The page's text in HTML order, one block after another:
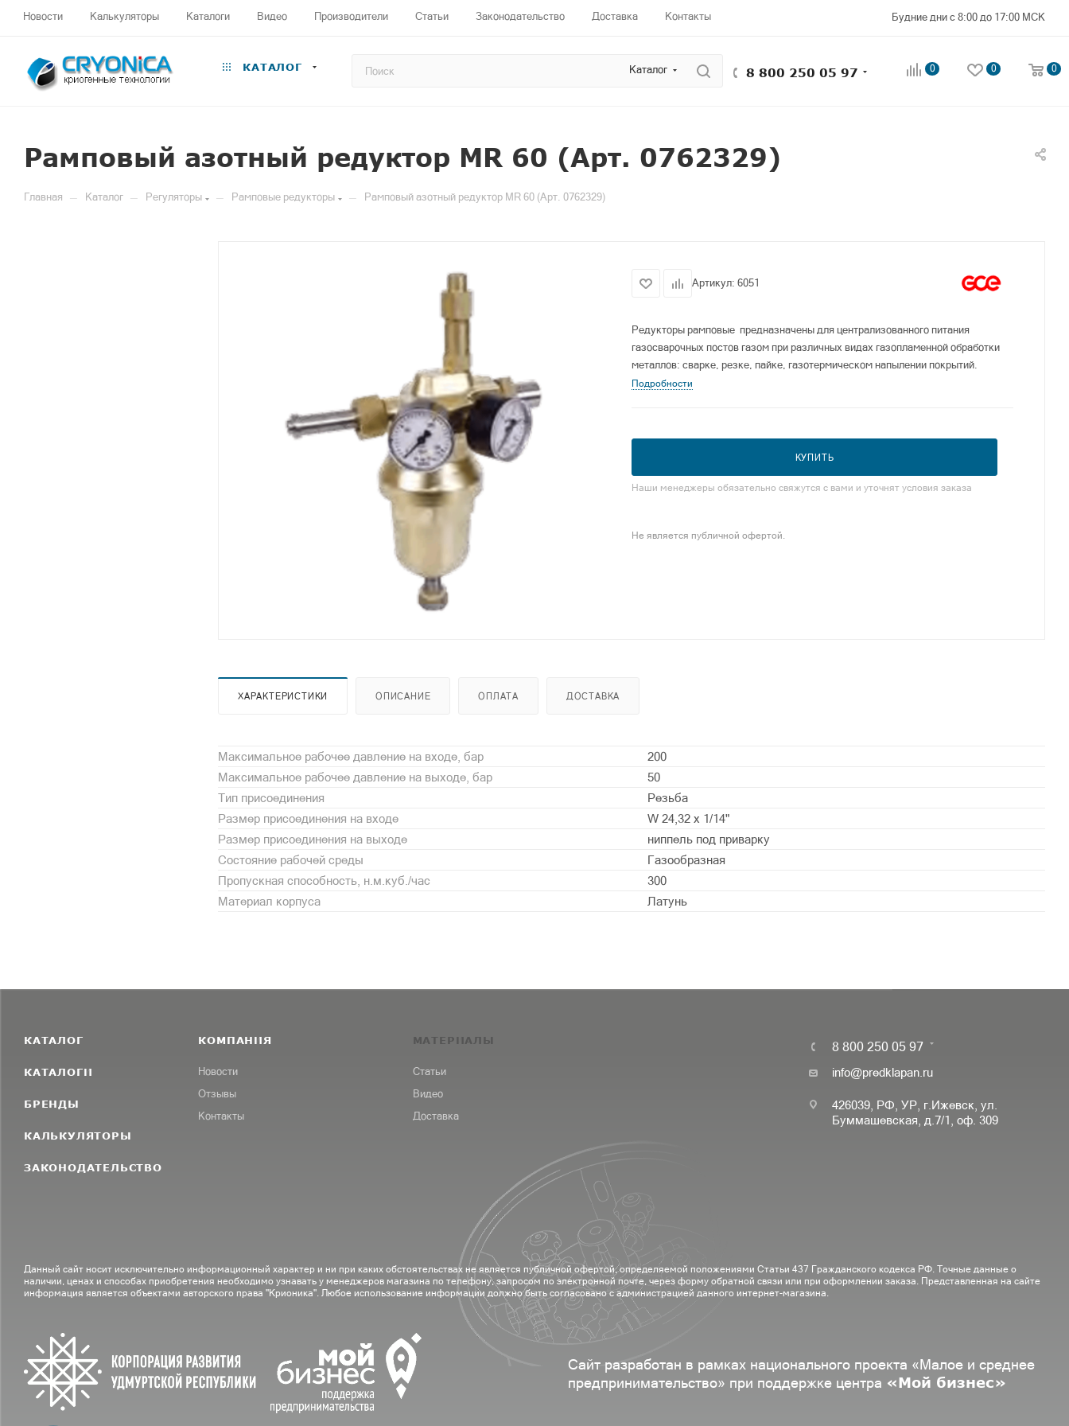
Новости Калькуляторы Каталоги Видео Производители Статьи Законодательство Доставка Контакты Будние дни с 8:00 до 17:00 МСК
КАТАЛОГ Каталог 8 800 250 05 97 0 0 0
Рамповый азотный редуктор MR 60 (Арт. 0762329)
Главная — Каталог — Регуляторы — Рамповые редукторы — Рамповый азотный редуктор MR 60 (Арт. 0762329)
Артикул: 6051
Редукторы рамповые предназначены для централизованного питания
газосварочных постов газом при различных видах газопламенной обработки
металлов: сварке, резке, пайке, газотермическом напылении покрытий.
Подробности
КУПИТЬ
Наши менеджеры обязательно свяжутся с вами и уточнят условия заказа
Не является публичной офертой.
ХАРАКТЕРИСТИКИ ОПИСАНИЕ ОПЛАТА ДОСТАВКА
Максимальное рабочее давление на входе, бар
200
Максимальное рабочее давление на выходе, бар
50
Тип присоединения
Резьба
Размер присоединения на входе
W 24,32 х 1/14"
Размер присоединения на выходе
ниппель под приварку
Состояние рабочей среды
Газообразная
Пропускная способность, н.м.куб./час
300
Материал корпуса
Латунь
КАТАЛОГ
КАТАЛОГИ
БРЕНДЫ
КАЛЬКУЛЯТОРЫ
ЗАКОНОДАТЕЛЬСТВО
КОМПАНИЯ
Новости
Отзывы
Контакты
МАТЕРИАЛЫ
Статьи
Видео
Доставка
8 800 250 05 97
info@predklapan.ru
426039, РФ, УР, г.Ижевск, ул.
Буммашевская, д.7/1, оф. 309
Данный сайт носит исключительно информационный характер и ни при каких обстоятельствах не является публичной офертой, определяемой положениями Статьи 437 Гражданского кодекса РФ. Точные данные о
наличии, ценах и способах приобретения необходимо узнавать у менеджеров магазина по телефону, запросом по электронной почте, через форму обратной связи или при оформлении заказа. Представленная на сайте
информация является объектами авторского права "Крионика". Любое использование информации должно быть согласовано с администрацией данного интернет-магазина.
Сайт разработан в рамках национального проекта «Малое и среднее
предпринимательство» при поддержке центра «Мой бизнес»